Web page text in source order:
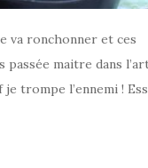
va ronchonner et ces
maitre dans
trompe l’ennemi !